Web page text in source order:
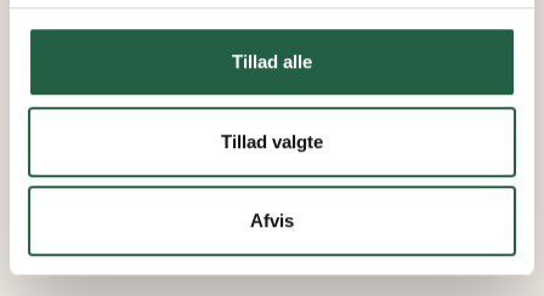
Tillad alle
Tillad valgte
Afvis